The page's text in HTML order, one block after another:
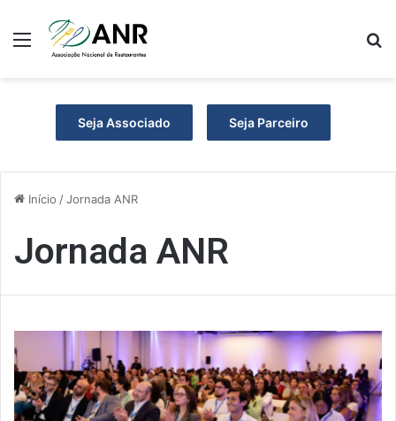
Menu
Seja Associado Seja Parceiro
Início /Jornada ANR
Jornada ANR